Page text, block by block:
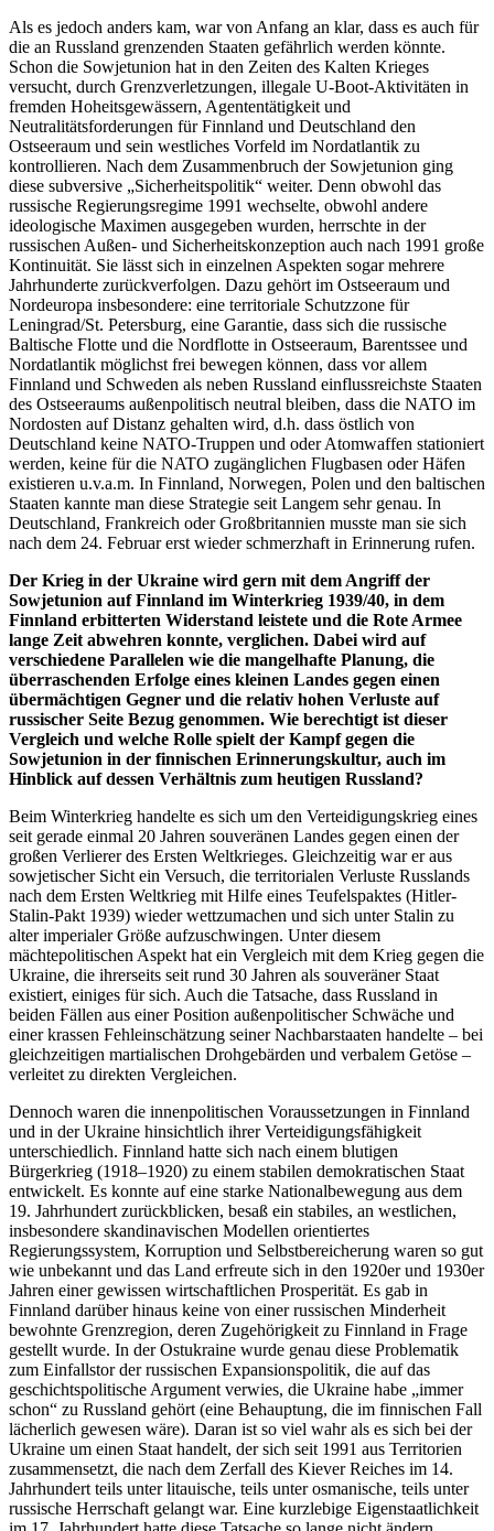
Als es jedoch anders kam, war von Anfang an klar, dass es auch für
die an Russland grenzenden Staaten gefährlich werden könnte.
Schon die Sowjetunion hat in den Zeiten des Kalten Krieges
versucht, durch Grenzverletzungen, illegale U-Boot-Aktivitäten in
fremden Hoheitsgewässern, Agententätigkeit und
Neutralitätsforderungen für Finnland und Deutschland den
Ostseeraum und sein westliches Vorfeld im Nordatlantik zu
kontrollieren. Nach dem Zusammenbruch der Sowjetunion ging
diese subversive „Sicherheitspolitik“ weiter. Denn obwohl das
russische Regierungsregime 1991 wechselte, obwohl andere
ideologische Maximen ausgegeben wurden, herrschte in der
russischen Außen- und Sicherheitskonzeption auch nach 1991 große
Kontinuität. Sie lässt sich in einzelnen Aspekten sogar mehrere
Jahrhunderte zurückverfolgen. Dazu gehört im Ostseeraum und
Nordeuropa insbesondere: eine territoriale Schutzzone für
Leningrad/St. Petersburg, eine Garantie, dass sich die russische
Baltische Flotte und die Nordflotte in Ostseeraum, Barentssee und
Nordatlantik möglichst frei bewegen können, dass vor allem
Finnland und Schweden als neben Russland einflussreichste Staaten
des Ostseeraums außenpolitisch neutral bleiben, dass die NATO im
Nordosten auf Distanz gehalten wird, d.h. dass östlich von
Deutschland keine NATO-Truppen und oder Atomwaffen stationiert
werden, keine für die NATO zugänglichen Flugbasen oder Häfen
existieren u.v.a.m. In Finnland, Norwegen, Polen und den baltischen
Staaten kannte man diese Strategie seit Langem sehr genau. In
Deutschland, Frankreich oder Großbritannien musste man sie sich
nach dem 24. Februar erst wieder schmerzhaft in Erinnerung rufen.
Der Krieg in der Ukraine wird gern mit dem Angriff der
Sowjetunion auf Finnland im Winterkrieg 1939/40, in dem
Finnland erbitterten Widerstand leistete und die Rote Armee
lange Zeit abwehren konnte, verglichen. Dabei wird auf
verschiedene Parallelen wie die mangelhafte Planung, die
überraschenden Erfolge eines kleinen Landes gegen einen
übermächtigen Gegner und die relativ hohen Verluste auf
russischer Seite Bezug genommen. Wie berechtigt ist dieser
Vergleich und welche Rolle spielt der Kampf gegen die
Sowjetunion in der finnischen Erinnerungskultur, auch im
Hinblick auf dessen Verhältnis zum heutigen Russland?
Beim Winterkrieg handelte es sich um den Verteidigungskrieg eines
seit gerade einmal 20 Jahren souveränen Landes gegen einen der
großen Verlierer des Ersten Weltkrieges. Gleichzeitig war er aus
sowjetischer Sicht ein Versuch, die territorialen Verluste Russlands
nach dem Ersten Weltkrieg mit Hilfe eines Teufelspaktes (Hitler-
Stalin-Pakt 1939) wieder wettzumachen und sich unter Stalin zu
alter imperialer Größe aufzuschwingen. Unter diesem
mächtepolitischen Aspekt hat ein Vergleich mit dem Krieg gegen die
Ukraine, die ihrerseits seit rund 30 Jahren als souveräner Staat
existiert, einiges für sich. Auch die Tatsache, dass Russland in
beiden Fällen aus einer Position außenpolitischer Schwäche und
einer krassen Fehleinschätzung seiner Nachbarstaaten handelte – bei
gleichzeitigen martialischen Drohgebärden und verbalem Getöse –
verleitet zu direkten Vergleichen.
Dennoch waren die innenpolitischen Voraussetzungen in Finnland
und in der Ukraine hinsichtlich ihrer Verteidigungsfähigkeit
unterschiedlich. Finnland hatte sich nach einem blutigen
Bürgerkrieg (1918–1920) zu einem stabilen demokratischen Staat
entwickelt. Es konnte auf eine starke Nationalbewegung aus dem
19. Jahrhundert zurückblicken, besaß ein stabiles, an westlichen,
insbesondere skandinavischen Modellen orientiertes
Regierungssystem, Korruption und Selbstbereicherung waren so gut
wie unbekannt und das Land erfreute sich in den 1920er und 1930er
Jahren einer gewissen wirtschaftlichen Prosperität. Es gab in
Finnland darüber hinaus keine von einer russischen Minderheit
bewohnte Grenzregion, deren Zugehörigkeit zu Finnland in Frage
gestellt wurde. In der Ostukraine wurde genau diese Problematik
zum Einfallstor der russischen Expansionspolitik, die auf das
geschichtspolitische Argument verwies, die Ukraine habe „immer
schon“ zu Russland gehört (eine Behauptung, die im finnischen Fall
lächerlich gewesen wäre). Daran ist so viel wahr als es sich bei der
Ukraine um einen Staat handelt, der sich seit 1991 aus Territorien
zusammensetzt, die nach dem Zerfall des Kiever Reiches im 14.
Jahrhundert teils unter litauische, teils unter osmanische, teils unter
russische Herrschaft gelangt war. Eine kurzlebige Eigenstaatlichkeit